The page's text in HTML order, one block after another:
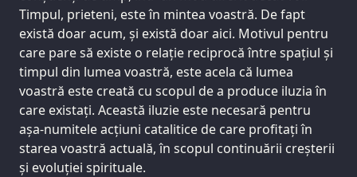
Timpul, prieteni, este în mintea voastră. De fapt
există doar acum, și există doar aici. Motivul pentru
care pare să existe o relație reciprocă între spațiul și
timpul din lumea voastră, este acela că lumea
voastră este creată cu scopul de a produce iluzia în
care existați. Această iluzie este necesară pentru
așa-numitele acțiuni catalitice de care profitați în
starea voastră actuală, în scopul continuării creșterii
și evoluției spirituale.